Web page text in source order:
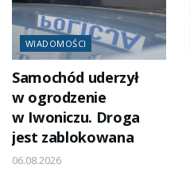
WIADOMOŚCI
Samochód uderzył
w ogrodzenie
w Iwoniczu. Droga
jest zablokowana
06.08.2026